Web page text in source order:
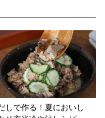
しで作る！夏においし